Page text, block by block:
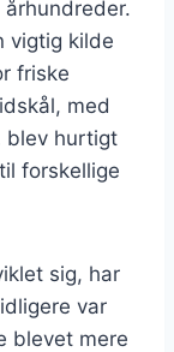
vigtig kilde
friske
med
blev hurtigt
forskellige
sig, har
var
blevet mere